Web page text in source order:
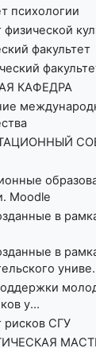
психологии
физической
факультет
КАФЕДРА
Moodle
в
в
у...
рисков СГУ